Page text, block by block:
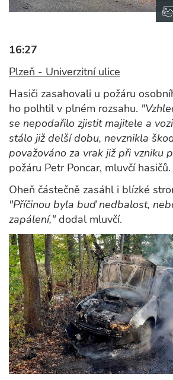
16:27
Plzeň - Univerzitní ulice
Hasiči zasahovali u požáru
ho polhtil v plném rozsahu.
se nepodařilo zjistit majitele a
stálo již delší dobu, nevznikla
považováno za vrak již při vzniku
požáru Petr Poncar, mluvčí hasičů.
Oheň částečně zasáhl i blízké
"Příčinou byla buď nedbalost,
zapálení," dodal mluvčí.